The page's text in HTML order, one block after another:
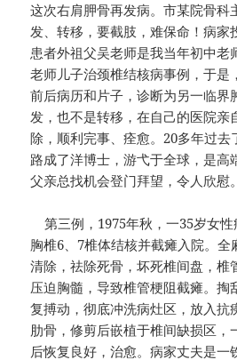
这次右肩胛骨再发病。市某院骨科
发、转移，要截肢，难保命！病家
患者外祖父吴老师是我当年初中老
老师儿子治颈椎结核病事例，于是
前后病历和片子，诊断为另一临界
发，也不是转移，在自己的医院亲
除，顺利完事、痊愈。20多年过去
路成了洋博士，游弋于全球，是高
父亲总找机会登门拜望，令人欣慰。
第三例，1975年秋，一35岁女性
胸椎6、7椎体结核并截瘫入院。全
清除，祛除死骨，坏死椎间盘，椎
压迫胸髓，导致椎管梗阻截瘫。掏
复搏动，彻底冲洗病灶区，放入抗
肋骨，修剪后嵌植于椎间缺损区，
后恢复良好，治愈。病家丈夫是一